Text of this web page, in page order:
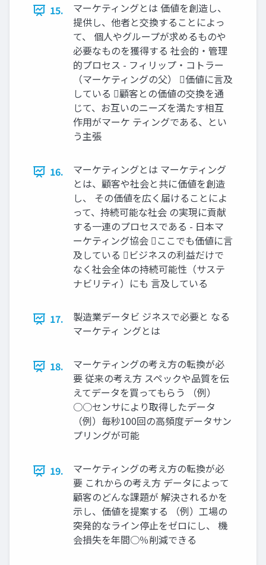
15.
マーケティングとは 価値を創造し、
提供し、他者と交換することによっ
て、 個人やグループが求めるものや
必要なものを獲得する 社会的・管理
的プロセス - フィリップ・コトラー
（マーケティングの父） 価値に言及
している 顧客との価値の交換を通
じて、お互いのニーズを満たす相互
作用がマーケ ティングである、とい
う主張
16.
マーケティングとは マーケティング
とは、顧客や社会と共に価値を創造
し、 その価値を広く届けることによ
って、持続可能な社会 の実現に貢献
する一連のプロセスである - 日本マ
ーケティング協会 ここでも価値に言
及している ビジネスの利益だけで
なく社会全体の持続可能性（サステ
ナビリティ）にも 言及している
17.
製造業データビ ジネスで必要と なる
マーケティ ングとは
18.
マーケティングの考え方の転換が必
要 従来の考え方 スペックや品質を伝
えてデータを買ってもらう （例）
○○センサにより取得したデータ
（例）毎秒100回の高頻度データサン
プリングが可能
19.
マーケティングの考え方の転換が必
要 これからの考え方 データによって
顧客のどんな課題が 解決されるかを
示し、価値を提案する （例）工場の
突発的なライン停止をゼロにし、 機
会損失を年間○％削減できる